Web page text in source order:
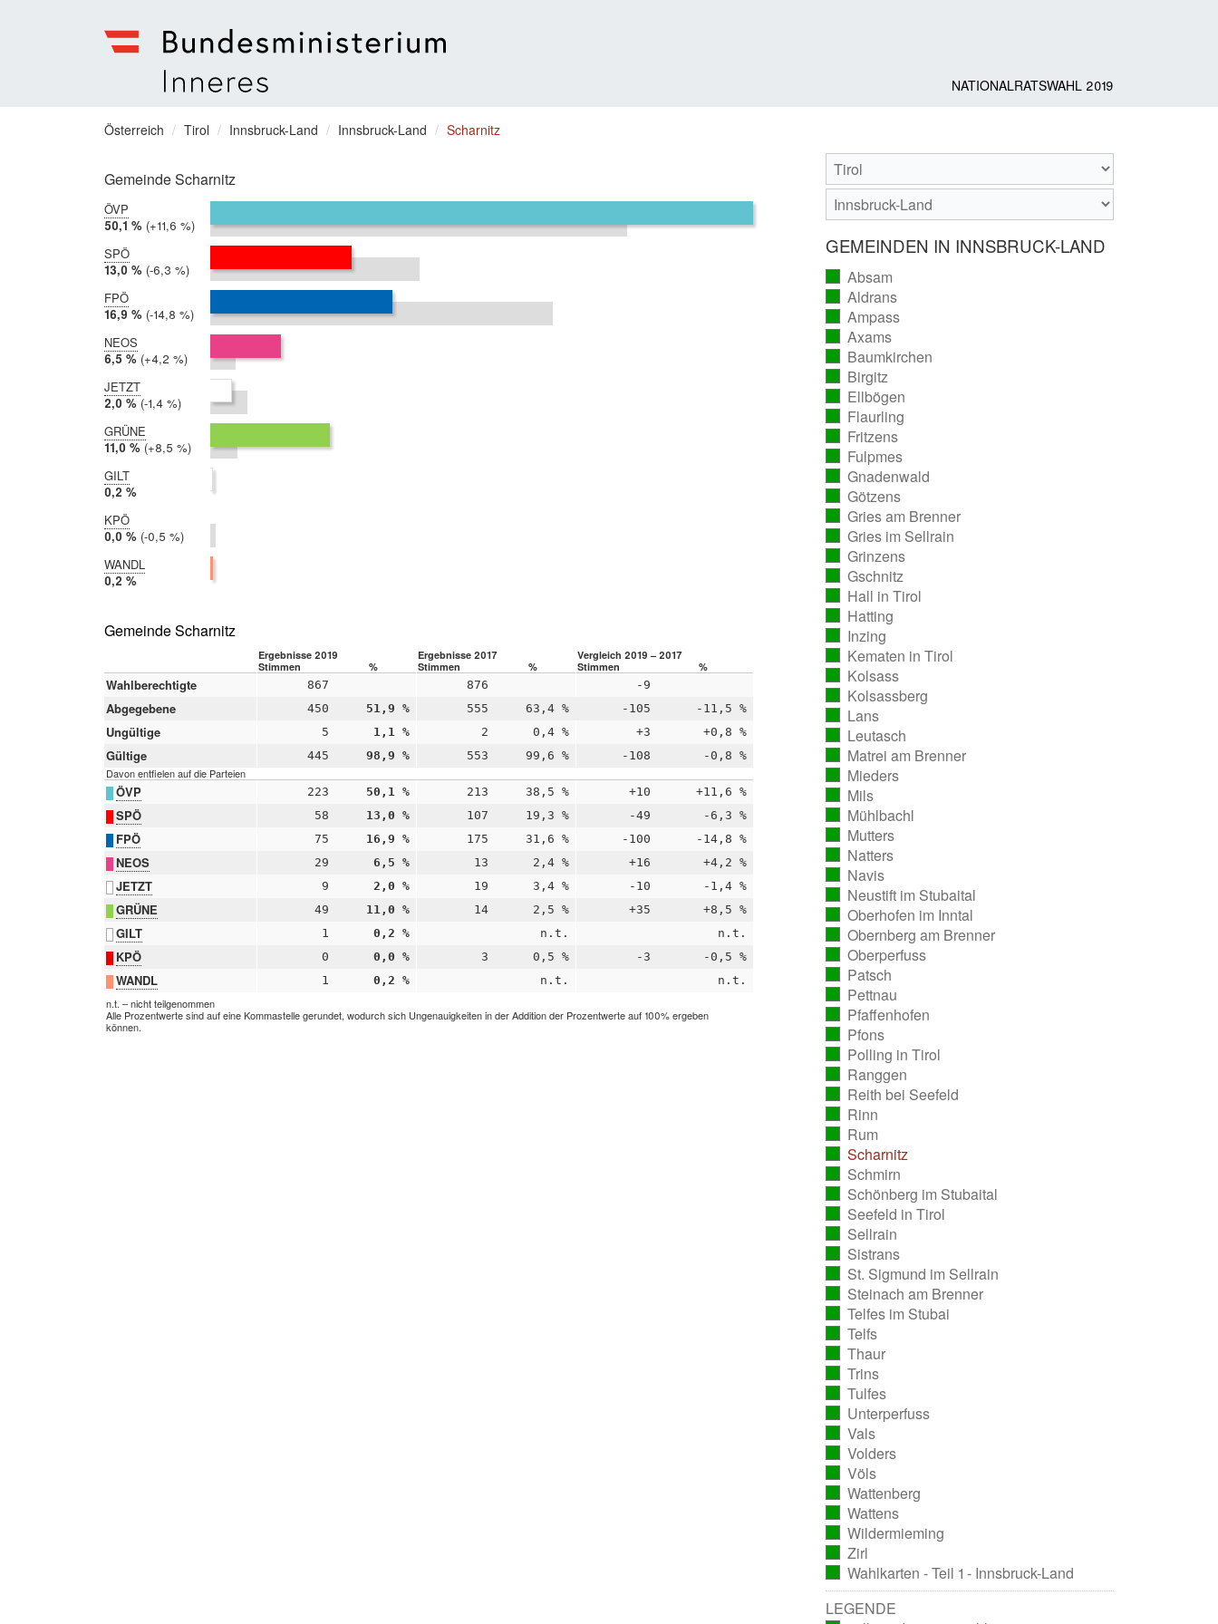
für
Inneres
NATIONALRATSWAHL 2019
Sie
sich
hier:
Österreich Tirol Innsbruck-Land Innsbruck-Land Scharnitz
Gemeinde Scharnitz
ÖVP
2019:
50,1 %
2017:
38,5 %
Differenz:
+11,6 %
SPÖ
2019:
13,0 %
2017:
19,3 %
Differenz:
-6,3 %
FPÖ
2019:
16,9 %
2017:
31,6 %
Differenz:
-14,8 %
NEOS
2019:
6,5 %
2017:
2,4 %
Differenz:
+4,2 %
JETZT
2019:
2,0 %
2017:
3,4 %
Differenz:
-1,4 %
GRÜNE
2019:
11,0 %
2017:
2,5 %
Differenz:
+8,5 %
GILT
2019:
0,2 %
teilgenommen
KPÖ
2019:
0,0 %
2017:
0,5 %
Differenz:
-0,5 %
WANDL
2019:
0,2 %
teilgenommen
Gemeinde Scharnitz
Ergebnisse 2019 Ergebnisse 2017
Vergleich 2019 – 2017
Stimmen
% Stimmen % Stimmen %
Wahlberechtigte 867 876 -9
Abgegebene 450 51,9 % 555 63,4 % -105 -11,5 %
Ungültige 5 1,1 % 2 0,4 % +3 +0,8 %
Gültige 445 98,9 % 553 99,6 % -108 -0,8 %
Davon entfielen auf die Parteien
ÖVP 223 50,1 % 213 38,5 % +10 +11,6 %
SPÖ 58 13,0 % 107 19,3 % -49 -6,3 %
FPÖ 75 16,9 % 175 31,6 % -100 -14,8 %
NEOS 29 6,5 % 13 2,4 % +16 +4,2 %
JETZT 9 2,0 % 19 3,4 % -10 -1,4 %
GRÜNE 49 11,0 % 14 2,5 % +35 +8,5 %
GILT 1 0,2 % n.t. n.t.
KPÖ 0 0,0 % 3 0,5 % -3 -0,5 %
WANDL 1 0,2 % n.t. n.t.
n.t. – nicht teilgenommen
Alle Prozentwerte sind auf eine Kommastelle gerundet, wodurch sich Ungenauigkeiten in der Addition der Prozentwerte auf 100% ergeben
können.
GEMEINDEN IN INNSBRUCK-LAND
Absam
ausgezählt)
Aldrans
ausgezählt)
Ampass
ausgezählt)
Axams
ausgezählt)
Baumkirchen
ausgezählt)
Birgitz
ausgezählt)
Ellbögen
ausgezählt)
Flaurling
ausgezählt)
Fritzens
ausgezählt)
Fulpmes
ausgezählt)
Gnadenwald
ausgezählt)
Götzens
ausgezählt)
Gries am Brenner
ausgezählt)
Gries im Sellrain
ausgezählt)
Grinzens
ausgezählt)
Gschnitz
ausgezählt)
Hall in Tirol
ausgezählt)
Hatting
ausgezählt)
Inzing
ausgezählt)
Kematen in Tirol
ausgezählt)
Kolsass
ausgezählt)
Kolsassberg
ausgezählt)
Lans
ausgezählt)
Leutasch
ausgezählt)
Matrei am Brenner
ausgezählt)
Mieders
ausgezählt)
Mils
ausgezählt)
Mühlbachl
ausgezählt)
Mutters
ausgezählt)
Natters
ausgezählt)
Navis
ausgezählt)
Neustift im Stubaital
ausgezählt)
Oberhofen im Inntal
ausgezählt)
Obernberg am Brenner(vollständig
ausgezählt)
Oberperfuss
ausgezählt)
Patsch
ausgezählt)
Pettnau
ausgezählt)
Pfaffenhofen
ausgezählt)
Pfons
ausgezählt)
Polling in Tirol
ausgezählt)
Ranggen
ausgezählt)
Reith bei Seefeld
ausgezählt)
Rinn
ausgezählt)
Rum
ausgezählt)
Scharnitz
ausgezählt)
Schmirn
ausgezählt)
Schönberg im Stubaital(vollständig
ausgezählt)
Seefeld in Tirol
ausgezählt)
Sellrain
ausgezählt)
Sistrans
ausgezählt)
St. Sigmund im Sellrain(vollständig
ausgezählt)
Steinach am Brenner
ausgezählt)
Telfes im Stubai
ausgezählt)
Telfs
ausgezählt)
Thaur
ausgezählt)
Trins
ausgezählt)
Tulfes
ausgezählt)
Unterperfuss
ausgezählt)
Vals
ausgezählt)
Volders
ausgezählt)
Völs
ausgezählt)
Wattenberg
ausgezählt)
Wattens
ausgezählt)
Wildermieming
ausgezählt)
Zirl
ausgezählt)
Wahlkarten - Teil 1 - Innsbruck-Land
(vollständig
ausgezählt)
LEGENDE